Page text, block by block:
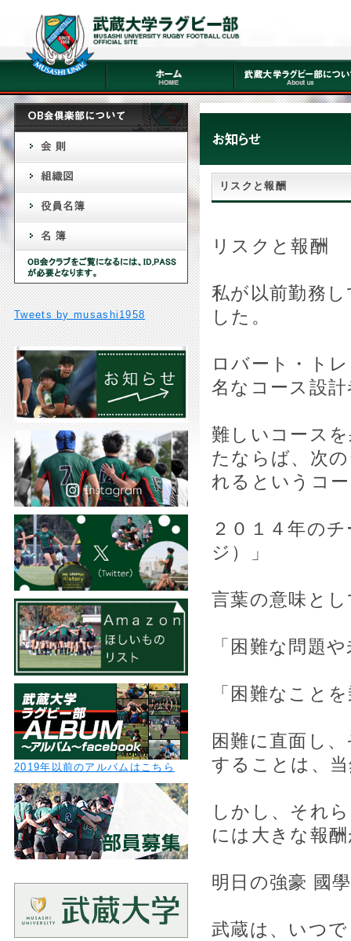
リスクと報酬
リスクと報酬
私が以前勤務
した。
ロバート・ト
名なコース設
難しいコース
たならば、次
れるというコ
２０１４年の
ジ）」
言葉の意味と
「困難な問題
「困難なこと
困難に直面し
することは、
しかし、それ
には大きな報
明日の強豪 國
武蔵は、いつ
Tweets by musashi1958
2019年以前のアルバムはこちら